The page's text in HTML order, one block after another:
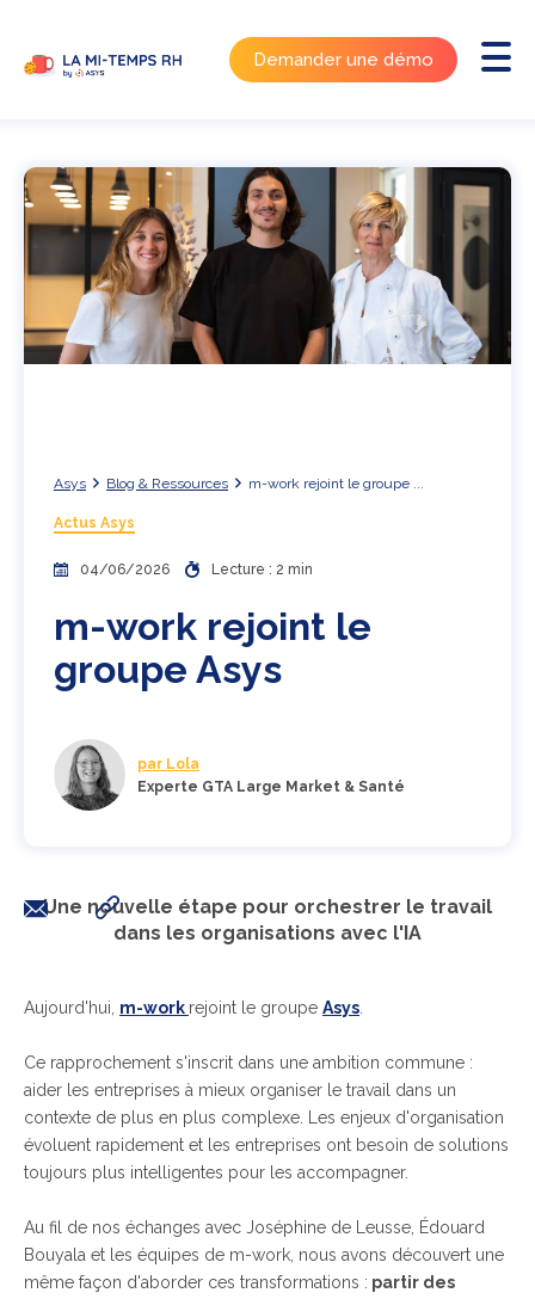
Demander une démo
Asys Blog & Ressources m-work rejoint le groupe ...
Actus Asys
04/06/2026 Lecture : 2 min
m-work rejoint le
groupe Asys
par Lola
Experte GTA Large Market & Santé
Une nouvelle étape pour orchestrer le travail
dans les organisations avec l'IA
Aujourd'hui, m-work rejoint le groupe Asys
Ce rapprochement s'inscrit dans une ambition commune :
aider les entreprises à mieux organiser le travail dans un
contexte de plus en plus complexe. L es enjeux d'organisation
évoluent rapidement et les entreprises ont besoin de solutions
toujours plus intelligentes pour les accompagner.
Au fil de nos échanges avec Joséphine de Leusse, Édouard
Bouyala et les équipes de m-work, nous avons découvert une
même façon d'aborder ces transformations : partir des